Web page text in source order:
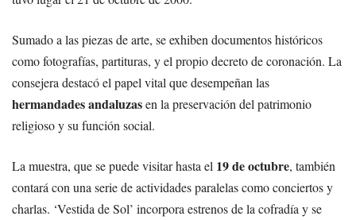
Sumado a las piezas de arte, se exhiben documentos históricos
como fotografías, partituras, y el propio decreto de coronación. La
consejera destacó el papel vital que desempeñan las
hermandades andaluzasen la preservación del patrimonio
religioso y su función social.
La muestra, que se puede visitar hasta el 19 de octubre, también
contará con una serie de actividades paralelas como conciertos y
charlas. ‘Vestida de Sol’ incorpora estrenos de la cofradía y se